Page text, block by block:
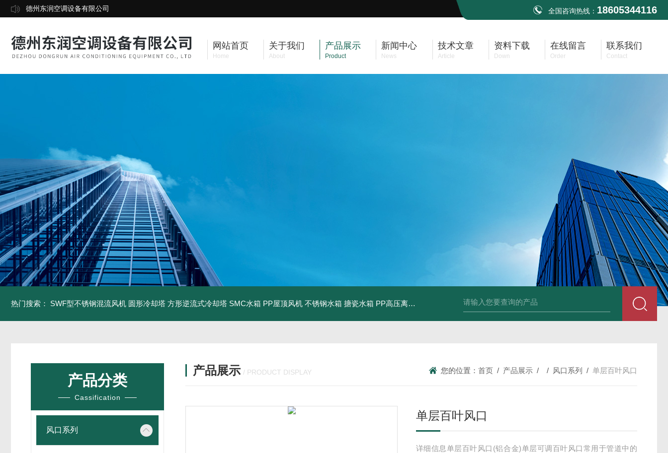
德州东润空调设备有限公司 全国咨询热线： 18605344116
网站首页
Home
关于我们
About
产品展示
Product
新闻中心
News
技术文章
Article
资料下载
Down
在线留言
Order
联系我们
Contact
热门搜索： SWF型不锈钢混流风机 圆形冷却塔 方形逆流式冷却塔 SMC水箱 PP屋顶风机 不锈钢水箱 搪瓷水箱 PP高压离心风机 PP风帽 组合式空调机组 单层百叶
产品分类
Cassification
风口系列
产品展示 / PRODUCT DISPLAY 您的位置： 首页 / 产品展示 / / 风口系列 / 单层百叶风口
单层百叶风口
详细信息单层百叶风口(铝合金)单层可调百叶风口常用于管道中的